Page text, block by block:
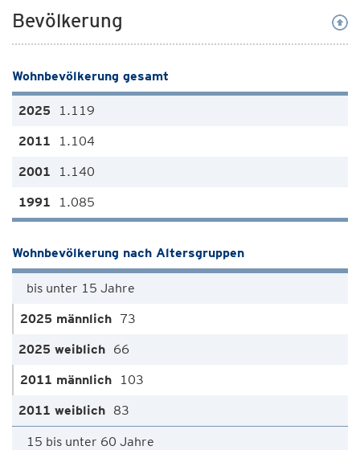
Bevölkerung
Wohnbevölkerung gesamt
1.119
1.104
1.140
1.085
Wohnbevölkerung nach Altersgruppen
bis unter 15 Jahre
73
66
103
83
15 bis unter 60 Jahre